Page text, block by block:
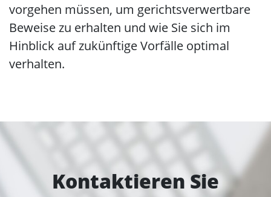
vorgehen müssen, um gerichtsverwertbare
Beweise zu erhalten und wie Sie sich im
Hinblick auf zukünftige Vorfälle optimal
verhalten.
Kontaktieren Sie